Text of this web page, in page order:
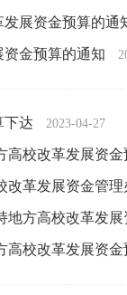
发展资金预算的通
资金预算的通知
下达 2023-04-27
高校改革发展资
改革发展资金管
地方高校改革发
高校改革发展资